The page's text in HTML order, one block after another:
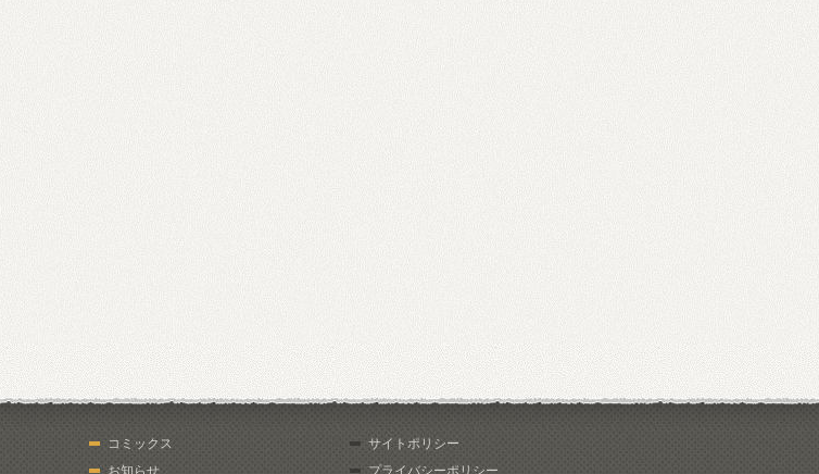
コミックス
お知らせ
サイトポリシー
プライバシーポリシー